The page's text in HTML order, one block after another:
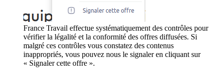
France Travail effectue systématiquement des contrôles pour
vérifier la légalité et la conformité des offres diffusées. Si
malgré ces contrôles vous constatez des contenus
inappropriés, vous pouvez nous le signaler en cliquant sur
« Signaler cette offre ».